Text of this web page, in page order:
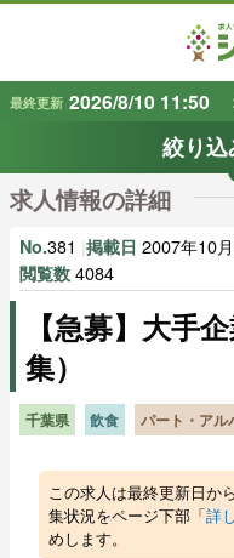
最終更新 2026/8/10 11:50
絞り込
条
地域 で探す
雇用形態で探す
キーワード で探す
求人情報の詳細
No.381 掲載日 2007年10
閲覧数 4084
【急募】大手
集）
千葉県 飲食 パート・アル
この求人は最終更新日か
集状況をページ下部「詳
めします。